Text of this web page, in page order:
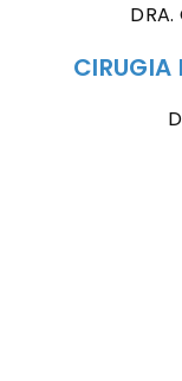
DRA.
CIRUGIA